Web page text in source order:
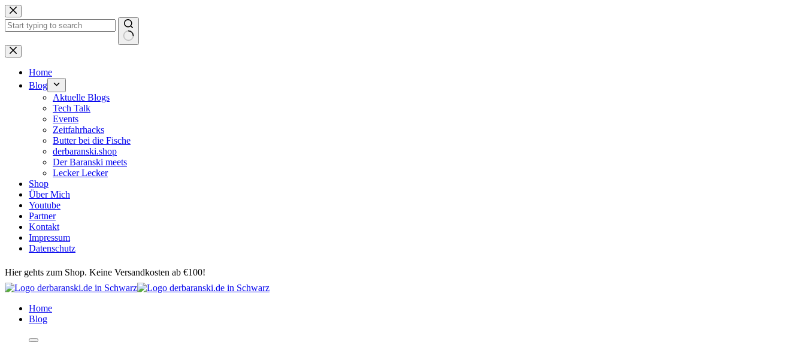
Zum
Inhalt
springen
Keine
Ergebnisse
Home
Blog
Aktuelle Blogs
Tech Talk
Events
Zeitfahrhacks
Butter bei die Fische
derbaranski.shop
Der Baranski meets
Lecker Lecker
Shop
Über Mich
Youtube
Partner
Kontakt
Impressum
Datenschutz
Hier gehts zum Shop. Keine Versandkosten ab €100!
Home
Blog